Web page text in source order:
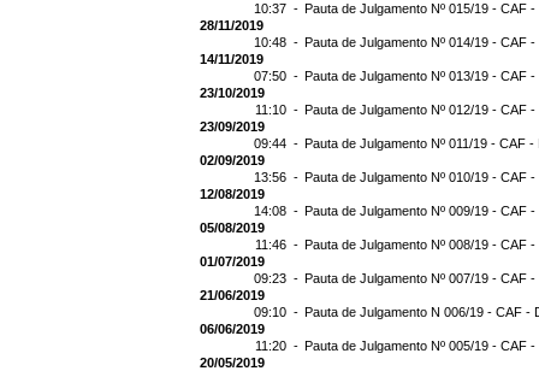
10:37 - Pauta de Julgamento Nº 015/19 - CAF -
28/11/2019
10:48 - Pauta de Julgamento Nº 014/19 - CAF
14/11/2019
07:50 - Pauta de Julgamento Nº 013/19 - CAF -
23/10/2019
11:10 - Pauta de Julgamento Nº 012/19 - CAF
23/09/2019
09:44 - Pauta de Julgamento Nº 011/19 - CAF -
02/09/2019
13:56 - Pauta de Julgamento Nº 010/19 - CAF
12/08/2019
14:08 - Pauta de Julgamento Nº 009/19 - CAF
05/08/2019
11:46 - Pauta de Julgamento Nº 008/19 - CAF
01/07/2019
09:23 - Pauta de Julgamento Nº 007/19 - CAF
21/06/2019
09:10 - Pauta de Julgamento N 006/19 - CAF -
06/06/2019
11:20 - Pauta de Julgamento Nº 005/19 - CAF -
20/05/2019